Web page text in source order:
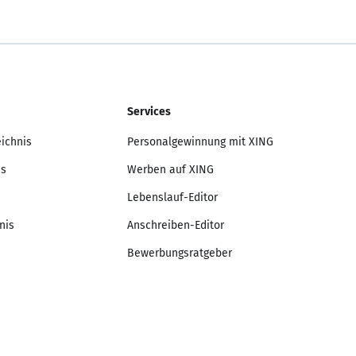
Services
Personalgewinnung mit XING
Werben auf XING
Lebenslauf-Editor
Anschreiben-Editor
Bewerbungsratgeber